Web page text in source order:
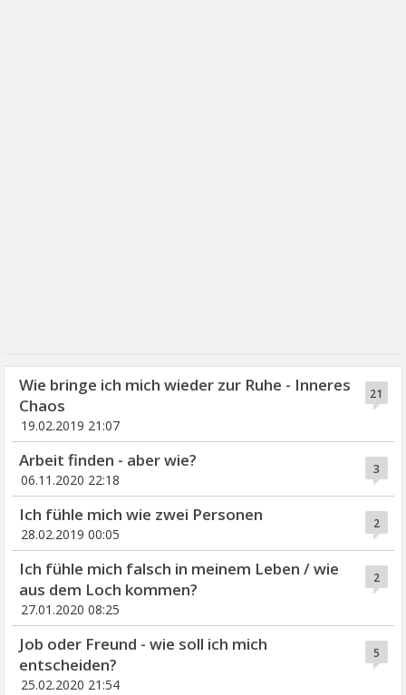
21
Wie bringe ich mich wieder zur Ruhe - Inneres
Chaos
19.02.2019 21:07
3
Arbeit finden - aber wie?
06.11.2020 22:18
2
Ich fühle mich wie zwei Personen
28.02.2019 00:05
2
Ich fühle mich falsch in meinem Leben / wie
aus dem Loch kommen?
27.01.2020 08:25
5
Job oder Freund - wie soll ich mich
entscheiden?
25.02.2020 21:54